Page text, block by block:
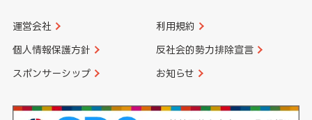
運営会社 利用規約
個人情報保護方針 反社会的勢力排除宣言
スポンサーシップ お知らせ